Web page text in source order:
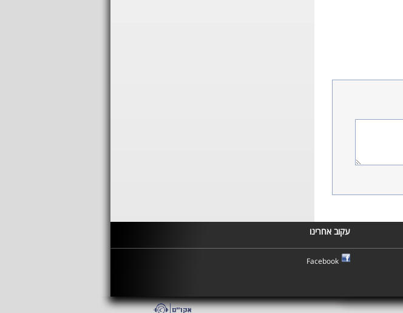
עקוב אחרינו
Facebook